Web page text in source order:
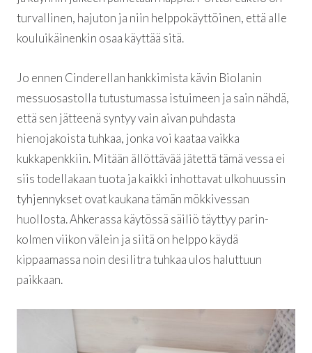
turvallinen, hajuton ja niin helppokäyttöinen, että alle
kouluikäinenkin osaa käyttää sitä.
Jo ennen Cinderellan hankkimista kävin Biolanin
messuosastolla tutustumassa istuimeen ja sain nähdä,
että sen jätteenä syntyy vain aivan puhdasta
hienojakoista tuhkaa, jonka voi kaataa vaikka
kukkapenkkiin. Mitään ällöttävää jätettä tämä vessa ei
siis todellakaan tuota ja kaikki inhottavat ulkohuussin
tyhjennykset ovat kaukana tämän mökkivessan
huollosta. Ahkerassa käytössä säiliö täyttyy parin-
kolmen viikon välein ja siitä on helppo käydä
kippaamassa noin desilitra tuhkaa ulos haluttuun
paikkaan.